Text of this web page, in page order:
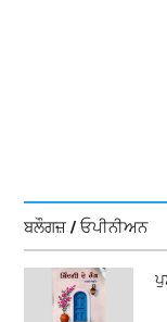
ਬਲੌਗਜ਼ / ਓਪੀਨੀਅਨ